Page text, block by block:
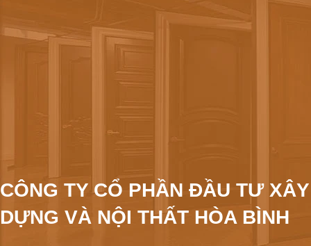
CÔNG TY CỔ PHẦN ĐẦU TƯ XÂY
DỰNG VÀ NỘI THẤT HÒA BÌNH